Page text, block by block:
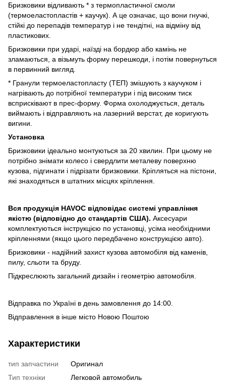
Бризковики відливають * з термопластичної смоли
(термоеластопластів + ​​каучук). А це означає, що вони гнучкі,
стійкі до перепадів температур і не тендітні, на відміну від
пластикових.
Бризковики при ударі, наїзді на бордюр або камінь не
зламаються, а візьмуть форму перешкоди, і потім повернуться
в первинний вигляд.
* Гранули термоеластопласту (ТЕП) змішують з каучуком і
нагрівають до потрібної температури і під високим тиск
всприсківают в прес-форму. Форма охолоджується, деталь
виймають і відправляють на лазерний верстат, де коригують
вигини.
Установка
Бризковики ідеально монтуються за 20 хвилин. При цьому не
потрібно знімати колесо і свердлити металеву поверхню
кузова, підгинати і підрізати бризковики. Кріпляться на пістони,
які знаходяться в штатних місцях кріплення.
Вся продукція HAVOC відповідає системі управління
якістю (відповідно до стандартів США). Аксесуари
комплектуються інструкцією по установці, усіма необхідними
кріпленнями (якщо цього передбачено конструкцією авто).
Бризковики - надійний захист кузова автомобіля від каменів,
пилу, сльоти та бруду.
Підкреслюють загальний дизайн і геометрію автомобіля.
Відправка по Україні в день замовлення до 14:00.
Відправлення в інше місто Новою Поштою
Характеристики
тип запчастини
Оригинал
Тип техніки
Легковой автомобиль